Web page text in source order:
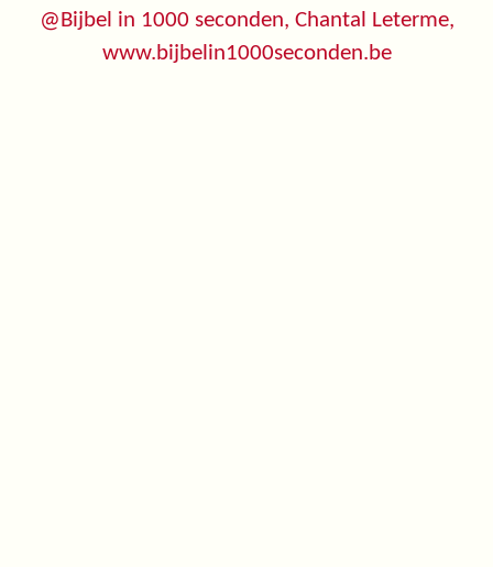
@Bijbel in 1000 seconden, Chantal Leterme,
www.bijbelin1000seconden.be